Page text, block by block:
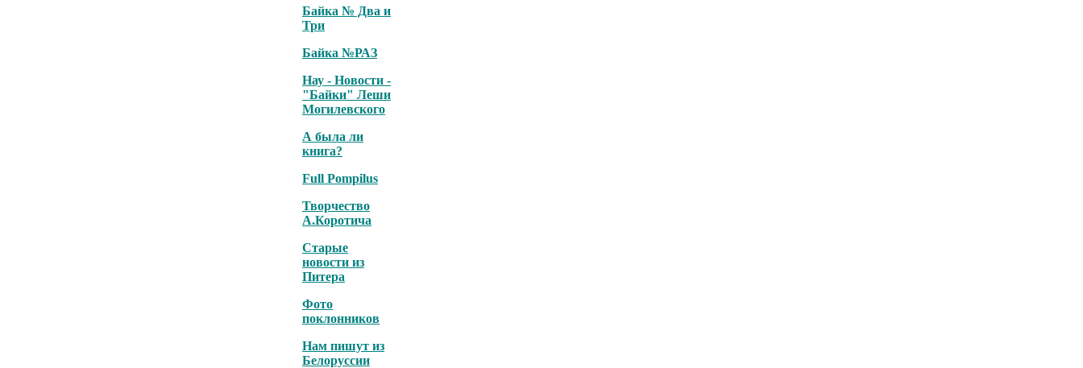
Байка № Два и
Три
Байка №РАЗ
Нау - Новости -
"Байки" Леши
Могилевского
А была ли
книга?
Full Pompilus
Творчество
А.Коротича
Старые
новости из
Питера
Фото
поклонников
Нам пишут из
Белоруссии